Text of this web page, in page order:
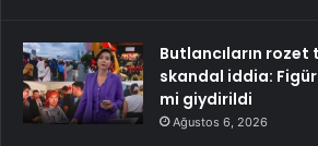
Butlancıların
skandal iddia:
mi giydirildi
Ağustos 6, 2026